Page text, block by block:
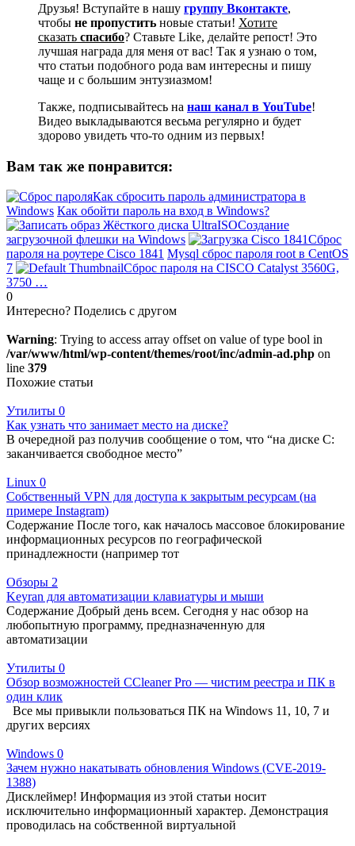
Друзья! Вступайте в нашу группу Вконтакте,
чтобы не пропустить новые статьи! Хотите
сказать спасибо? Ставьте Like, делайте репост! Это
лучшая награда для меня от вас! Так я узнаю о том,
что статьи подобного рода вам интересны и пишу
чаще и с большим энтузиазмом!
Также, подписывайтесь на наш канал в YouTube!
Видео выкладываются весьма регулярно и будет
здорово увидеть что-то одним из первых!
Вам так же понравится:
Как сбросить пароль администратора в
Windows Как обойти пароль на вход в Windows?
Создание
загрузочной флешки на Windows
Сброс
пароля на роутере Cisco 1841 Mysql сброс пароля root в CentOS
7
Сброс пароля на CISCO Catalyst 3560G,
3750 …
0
Интересно? Поделись с другом
Warning: Trying to access array offset on value of type bool in
/var/www/html/wp-content/themes/root/inc/admin-ad.php on
line 379
Похожие статьи
Утилиты 0
Как узнать что занимает место на диске?
В очередной раз получив сообщение о том, что “на диске C:
заканчивается свободное место”
Linux 0
Собственный VPN для доступа к закрытым ресурсам (на
примере Instagram)
Содержание После того, как началось массовое блокирование
информационных ресурсов по географической
принадлежности (например тот
Обзоры 2
Keyran для автоматизации клавиатуры и мыши
Содержание Добрый день всем. Сегодня у нас обзор на
любопытную программу, предназначенную для
автоматизации
Утилиты 0
Обзор возможностей CCleaner Pro — чистим реестра и ПК в
один клик
Все мы привыкли пользоваться ПК на Windows 11, 10, 7 и
других версиях
Windows 0
Зачем нужно накатывать обновления Windows (CVE-2019-
1388)
Дисклеймер! Информация из этой статьи носит
исключительно информационный характер. Демонстрация
проводилась на собственной виртуальной